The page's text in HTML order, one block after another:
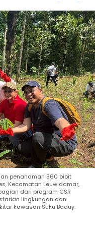
penanaman 360 bibit
Kecamatan Leuwidamar,
dari program CSR
lingkungan dan
kawasan Suku Baduy.